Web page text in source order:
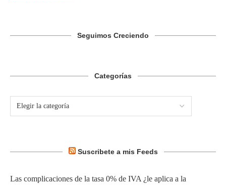
Seguimos Creciendo
Categorías
Suscribete a mis Feeds
Las complicaciones de la tasa 0% de IVA ¿le aplica a la